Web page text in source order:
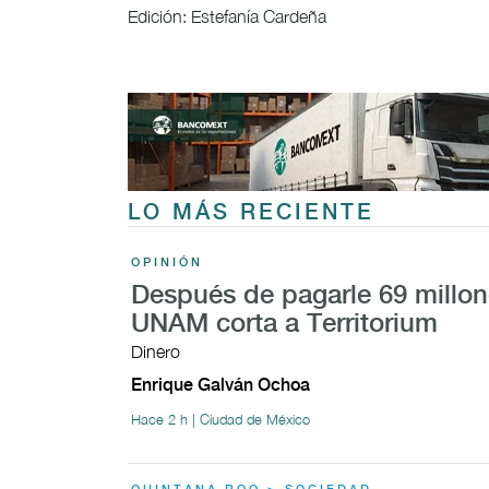
Edición: Estefanía Cardeña
LO MÁS RECIENTE
OPINIÓN
Después de pagarle 69
UNAM corta a Territorium
Dinero
Enrique Galván Ochoa
Hace 2 h | Ciudad de México